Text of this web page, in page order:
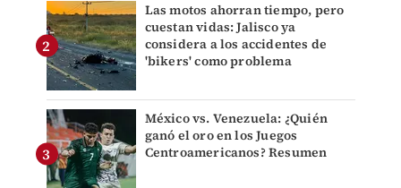
Las motos ahorran tiempo, pero
cuestan vidas: Jalisco ya
considera a los accidentes de
'bikers' como problema
México vs. Venezuela: ¿Quién
ganó el oro en los Juegos
Centroamericanos? Resumen